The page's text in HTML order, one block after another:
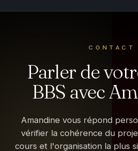
CONTACT
Parler de
BBS avec
Amandine vous répond
vérifier la cohérence du
cours et l'organisation la plus